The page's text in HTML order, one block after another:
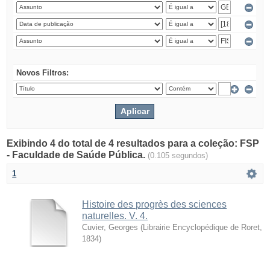
Novos Filtros:
Exibindo 4 do total de 4 resultados para a coleção: FSP
- Faculdade de Saúde Pública. (0.105 segundos)
1
Histoire des progrès des sciences
naturelles. V. 4.
Cuvier, Georges ( Librairie Encyclopédique de Roret
1834)